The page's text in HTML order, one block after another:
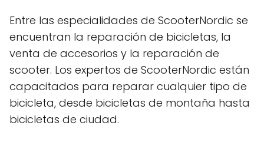
Entre las especialidades de ScooterNordic se
encuentran la reparación de bicicletas, la
venta de accesorios y la reparación de
scooter. Los expertos de ScooterNordic están
capacitados para reparar cualquier tipo de
bicicleta, desde bicicletas de montaña hasta
bicicletas de ciudad.